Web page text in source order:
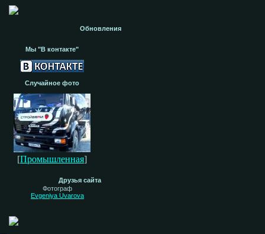
Обновления
Мы "В контакте"
Случайное фото
[Промышленная]
Друзья сайта
Фотограф
Evgeniya Uvarova